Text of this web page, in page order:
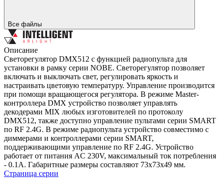
Все файлы
Описание
Светорегулятор DMX512 с функцией радиопульта для
установки в рамку серии NOBE. Светорегулятор позволяет
включать и выключать свет, регулировать яркость и
настраивать цветовую температуру. Управление производится
при помощи вращающегося регулятора. В режиме Master-
контроллера DMX устройство позволяет управлять
декодерами MIX любых изготовителей по протоколу
DMX512, также доступно управление пультами серии SMART
по RF 2.4G. В режиме радиопульта устройство совместимо с
диммерами и контроллерами серии SMART,
поддерживающими управление по RF 2.4G. Устройство
работает от питания AC 230V, максимальный ток потребления
- 0.1А. Габаритные размеры составляют 73х73х49 мм.
Страница серии